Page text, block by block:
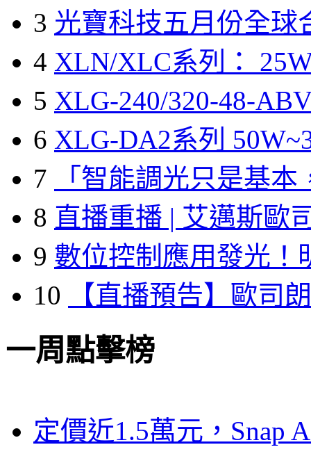
3 光寶科技五月份全球
4 XLN/XLC系列：
5 XLG-240/320-48-
6 XLG-DA2系列
7
「智能調光只是基本
8 直播重播 | 艾邁斯歐
9 數位控制應用發光！
10
【直播預告】歐司
一周點擊榜
定價近1.5萬元，Snap